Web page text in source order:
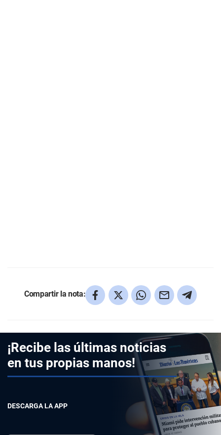
Compartir la nota:
¡Recibe las últimas noticias
en tus propias manos!
DESCARGA LA APP